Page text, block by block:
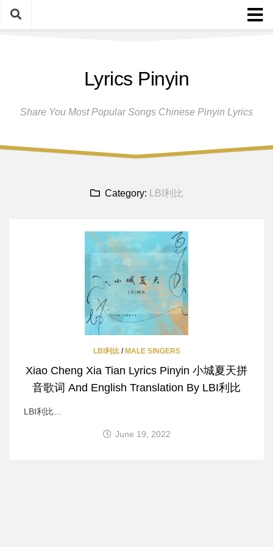
Skip
Disclaimer And Privacy Policy
Lyrics Pinyin
Share You Most Popular Songs Chinese Pinyin Lyrics
Category: LBI利比
LBI利比/ MALE SINGERS
Xiao Cheng Xia Tian Lyrics Pinyin 小城夏天拼
音歌词 And English Translation By LBI利比
LBI利比...
June 19, 2022